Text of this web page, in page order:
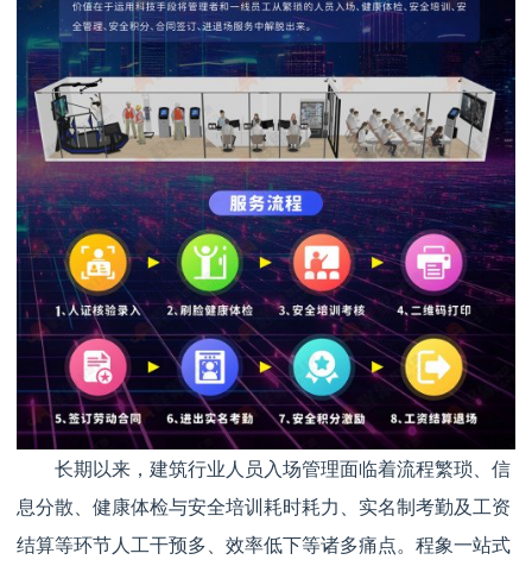
长期以来，建筑行业人员入场管理面临着流程繁琐、信
息分散、健康体检与安全培训耗时耗力、实名制考勤及工资
结算等环节人工干预多、效率低下等诸多痛点。程象一站式